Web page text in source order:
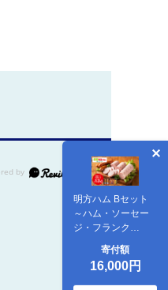
明方ハム Bセット
～ハム・ソーセー
ジ・フランク
1320g～
寄付額
16,000円